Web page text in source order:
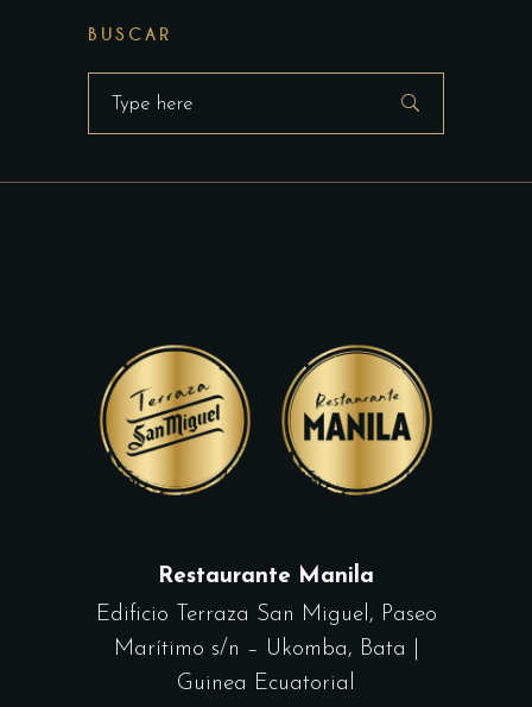
BUSCAR
Restaurante Manila
Edificio Terraza San Miguel, Paseo
Marítimo s/n – Ukomba, Bata |
Guinea Ecuatorial